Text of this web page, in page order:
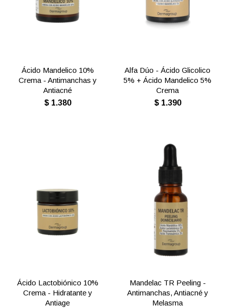
Ácido Mandelico 10%
Crema - Antimanchas y
Antiacné
$ 1.380
Alfa Dúo - Ácido Glicolico
5% + Ácido Mandelico 5%
Crema
$ 1.390
Ácido Lactobiónico 10%
Crema - Hidratante y
Antiage
Mandelac TR Peeling -
Antimanchas, Antiacné y
Melasma